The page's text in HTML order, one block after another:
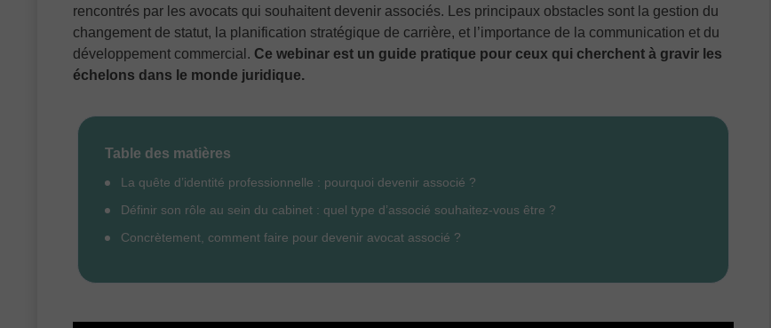
rencontrés par les avocats qui souhaitent devenir associés. Les principaux obstacles sont la gestion du
changement de statut, la planification stratégique de carrière, et l’importance de la communication et du
développement commercial. Ce webinar est un guide pratique pour ceux qui cherchent à gravir les
échelons dans le monde juridique.
Table des matières
La quête d’identité professionnelle : pourquoi devenir associé ?
Définir son rôle au sein du cabinet : quel type d’associé souhaitez-vous être ?
Concrètement, comment faire pour devenir avocat associé ?